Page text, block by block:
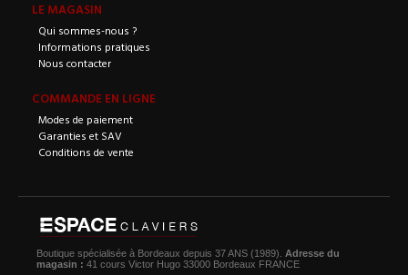
LE MAGASIN
Qui sommes-nous ?
Informations pratiques
Nous contacter
COMMANDE EN LIGNE
Modes de paiement
Garanties et SAV
Conditions de vente
Boutique spécialisée à Bordeaux depuis 37 ANS (1989). Adresse du
magasin : 41 cours Victor Hugo 33000 Bordeaux FRANCE